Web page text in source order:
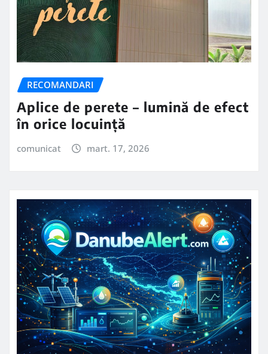
RECOMANDARI
Aplice de perete – lumină de efect
în orice locuință
comunicat mart. 17, 2026